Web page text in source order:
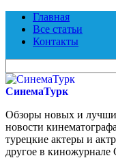
Главная
Все статьи
Контакты
для:
СинемаТурк
Обзоры новых и
новости
турецкие актеры и
другое в